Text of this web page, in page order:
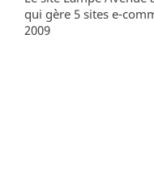
qui gère 5 sites e-
2009